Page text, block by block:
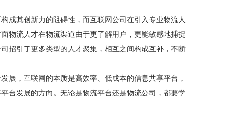
成其创新力的阻碍性，而互联网公司在引入专业物流人
物流人才在物流渠道由于更了解用户，更能敏感地捕捉
招引了更多类型的人才聚集，相互之间构成互补，不断
展，互联网的本质是高效率、低成本的信息共享平台，
台发展的方向。无论是物流平台还是物流公司，都要学